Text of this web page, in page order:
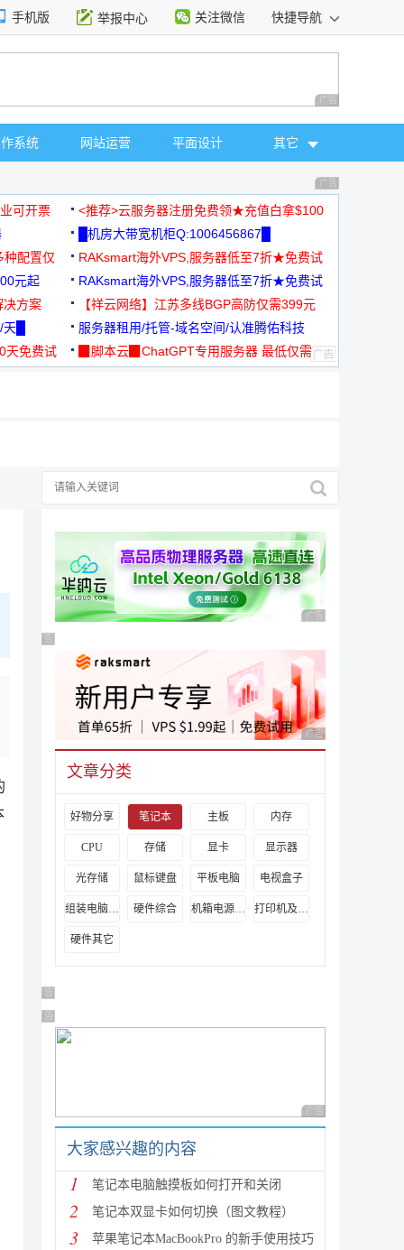
手机版 举报中心 关注微信 快捷导航
广告 商业广告，理
系统 网站运营 平面设计 其它
广告 商业广告，理
可开票
<推荐>云服务器注册免费领★充值白拿$100
█机房大带宽机柜Q:1006456867█
种配置仅
RAKsmart海外VPS,服务器低至7折★免费试
用★
元起
RAKsmart海外VPS,服务器低至7折★免费试
用★
决方案
【祥云网络】江苏多线BGP高防仅需399元
█
服务器租用/托管-域名空间/认准腾佑科技
免费试
▉脚本云▉ChatGPT专用服务器 最低仅需
广告 商业广告，理性
广告 商业广告，理性选择
广告 商业广告，理性
文章分类
好物分享 笔记本 主板 内存
CPU 存储 显卡 显示器
光存储 鼠标键盘 平板电脑 电视盒子
组装电脑教程 硬件综合 机箱电源及散热器 打印机及其它外设
硬件其它
广告 商业广告，理性选择
广告 商业广告，理性选择
广告 商业广告，理性
大家感兴趣的内容
1 笔记本电脑触摸板如何打开和关闭
2 笔记本双显卡如何切换（图文教程）
3 苹果笔记本MacBookPro 的新手使用技巧